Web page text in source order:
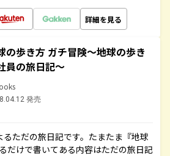
詳細を見る
の歩き方 ガチ冒険～地球の歩き
員の旅日記～
発売
ただの旅日記です。たまたま『地球
だけで書いてある内容はただの旅日記